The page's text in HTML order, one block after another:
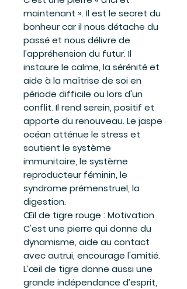
maintenant ». Il est le secret du
bonheur car il nous détache du
passé et nous délivre de
l'appréhension du futur. Il
instaure le calme, la sérénité et
aide à la maîtrise de soi en
période difficile ou lors d'un
conflit. Il rend serein, positif et
apporte du renouveau. Le jaspe
océan atténue le stress et
soutient le système
immunitaire, le système
reproducteur féminin, le
syndrome prémenstruel, la
digestion.
Œil de tigre rouge : Motivation
C'est une pierre qui donne du
dynamisme, aide au contact
avec autrui, encourage l'amitié.
L’œil de tigre donne aussi une
grande indépendance d’esprit,